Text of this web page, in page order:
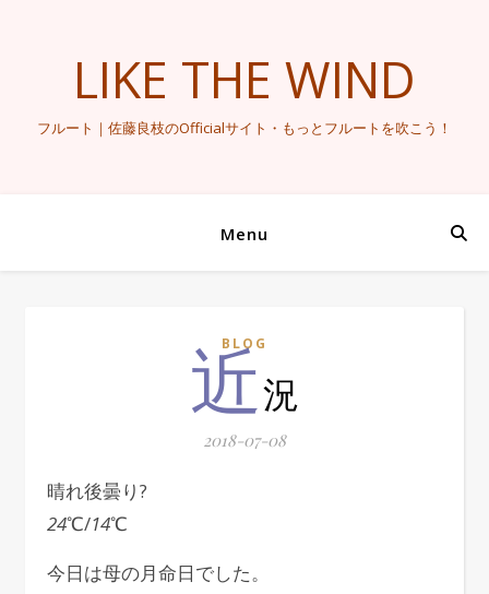
LIKE THE WIND
フルート｜佐藤良枝のOfficialサイト・もっとフルートを吹こう！
Menu
BLOG
近況
2018-07-08
晴れ後曇り?
24℃/14℃
今日は母の月命日でした。